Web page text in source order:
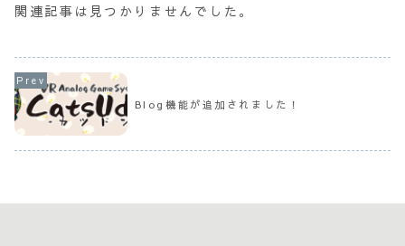
関連記事は見つかりませんでした。
Blog機能が追加されました！